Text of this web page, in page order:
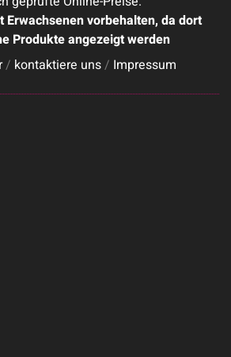
Erwachsenen vorbehalten, da dort
Produkte angezeigt werden
/ kontaktiere uns/ Impressum